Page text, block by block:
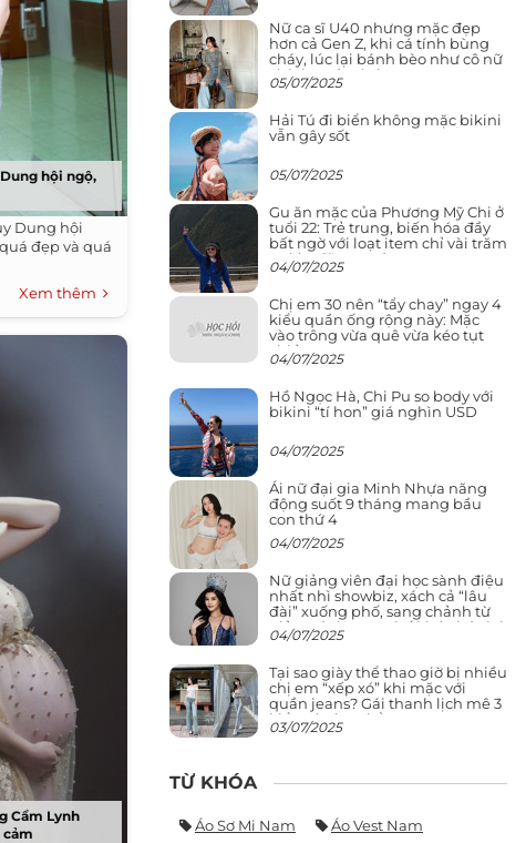
hội ngộ,
Dung hội
đẹp và quá
Xem thêm
Cẩm Lynh
cảm
Nữ ca sĩ U40 nhưng mặc đẹp
hơn cả Gen Z, khi cá tính bùng
cháy, lúc lại bánh bèo như cô nữ
chính ngôn tình
05/07/2025
Hải Tú đi biển không mặc bikini
vẫn gây sốt
05/07/2025
Gu ăn mặc của Phương Mỹ Chi ở
tuổi 22: Trẻ trung, biến hóa đầy
bất ngờ với loạt item chỉ vài trăm
nghìn đã mua được
04/07/2025
Chị em 30 nên “tẩy chay” ngay 4
kiểu quần ống rộng này: Mặc
vào trông vừa quê vừa kéo tụt
chiều cao
04/07/2025
Hồ Ngọc Hà, Chi Pu so body với
bikini “tí hon” giá nghìn USD
04/07/2025
Ái nữ đại gia Minh Nhựa năng
động suốt 9 tháng mang bầu
con thứ 4
04/07/2025
Nữ giảng viên đại học sành điệu
nhất nhì showbiz, xách cả “lâu
đài” xuống phố, sang chảnh từ
giảng đường ra phố khó ai đọ lại
04/07/2025
Tại sao giày thể thao giờ bị nhiều
chị em “xếp xó” khi mặc với
quần jeans? Gái thanh lịch mê 3
kiểu này hơn hẳn
03/07/2025
TỪ KHÓA
Áo Sơ Mi Nam
Áo Vest Nam